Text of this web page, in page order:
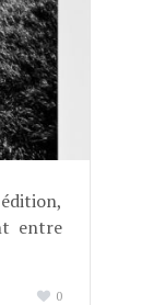
entre
0